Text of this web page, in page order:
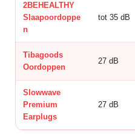
2BEHEALTHY
Slaapoordoppe
n
tot 35 dB
Tibagoods
Oordoppen
27 dB
Slowwave
Premium
Earplugs
27 dB